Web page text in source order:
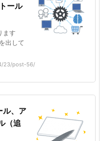
ール
ます
出して
23/post-56/
ル、ア
（追